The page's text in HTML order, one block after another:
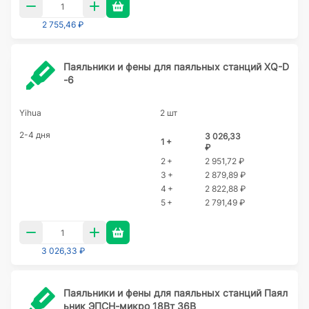
2 755,46 ₽
Паяльники и фены для паяльных станций XQ-D
-6
Yihua 2 шт
2-4 дня
1 +
3 026,33
₽
2 +
2 951,72 ₽
3 +
2 879,89 ₽
4 +
2 822,88 ₽
5 +
2 791,49 ₽
3 026,33 ₽
Паяльники и фены для паяльных станций Паял
ьник ЭПСН-микро 18Вт 36В